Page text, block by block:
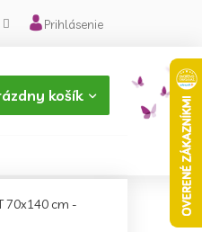
Prihlásenie
košík
70x140 cm -